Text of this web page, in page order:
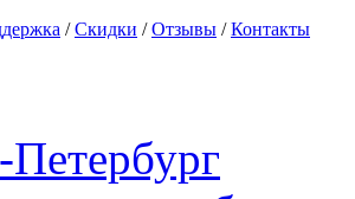
/Скидки /Отзывы /Контакты